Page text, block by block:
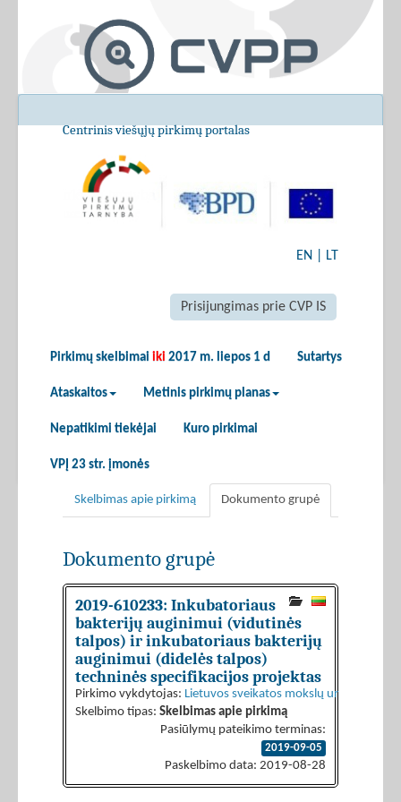
Centrinis viešųjų pirkimų portalas
EN LT
Prisijungimas prie CVP IS
Pirkimų skelbimai iki 2017 m. liepos 1 d Sutartys
Ataskaitos Metinis pirkimų planas
Nepatikimi tiekėjai Kuro pirkimai
VPĮ 23 str. įmonės
Skelbimas apie pirkimą Dokumento grupė
Dokumento grupė
2019-610233: Inkubatoriaus
bakterijų auginimui (vidutinės
talpos) ir inkubatoriaus bakterijų
auginimui (didelės talpos)
techninės specifikacijos projektas
Pirkimo vykdytojas: Lietuvos sveikatos mokslų universiteto
Skelbimo tipas: Skelbimas apie pirkimą
Pasiūlymų pateikimo terminas:
2019-09-05
Paskelbimo data: 2019-08-28